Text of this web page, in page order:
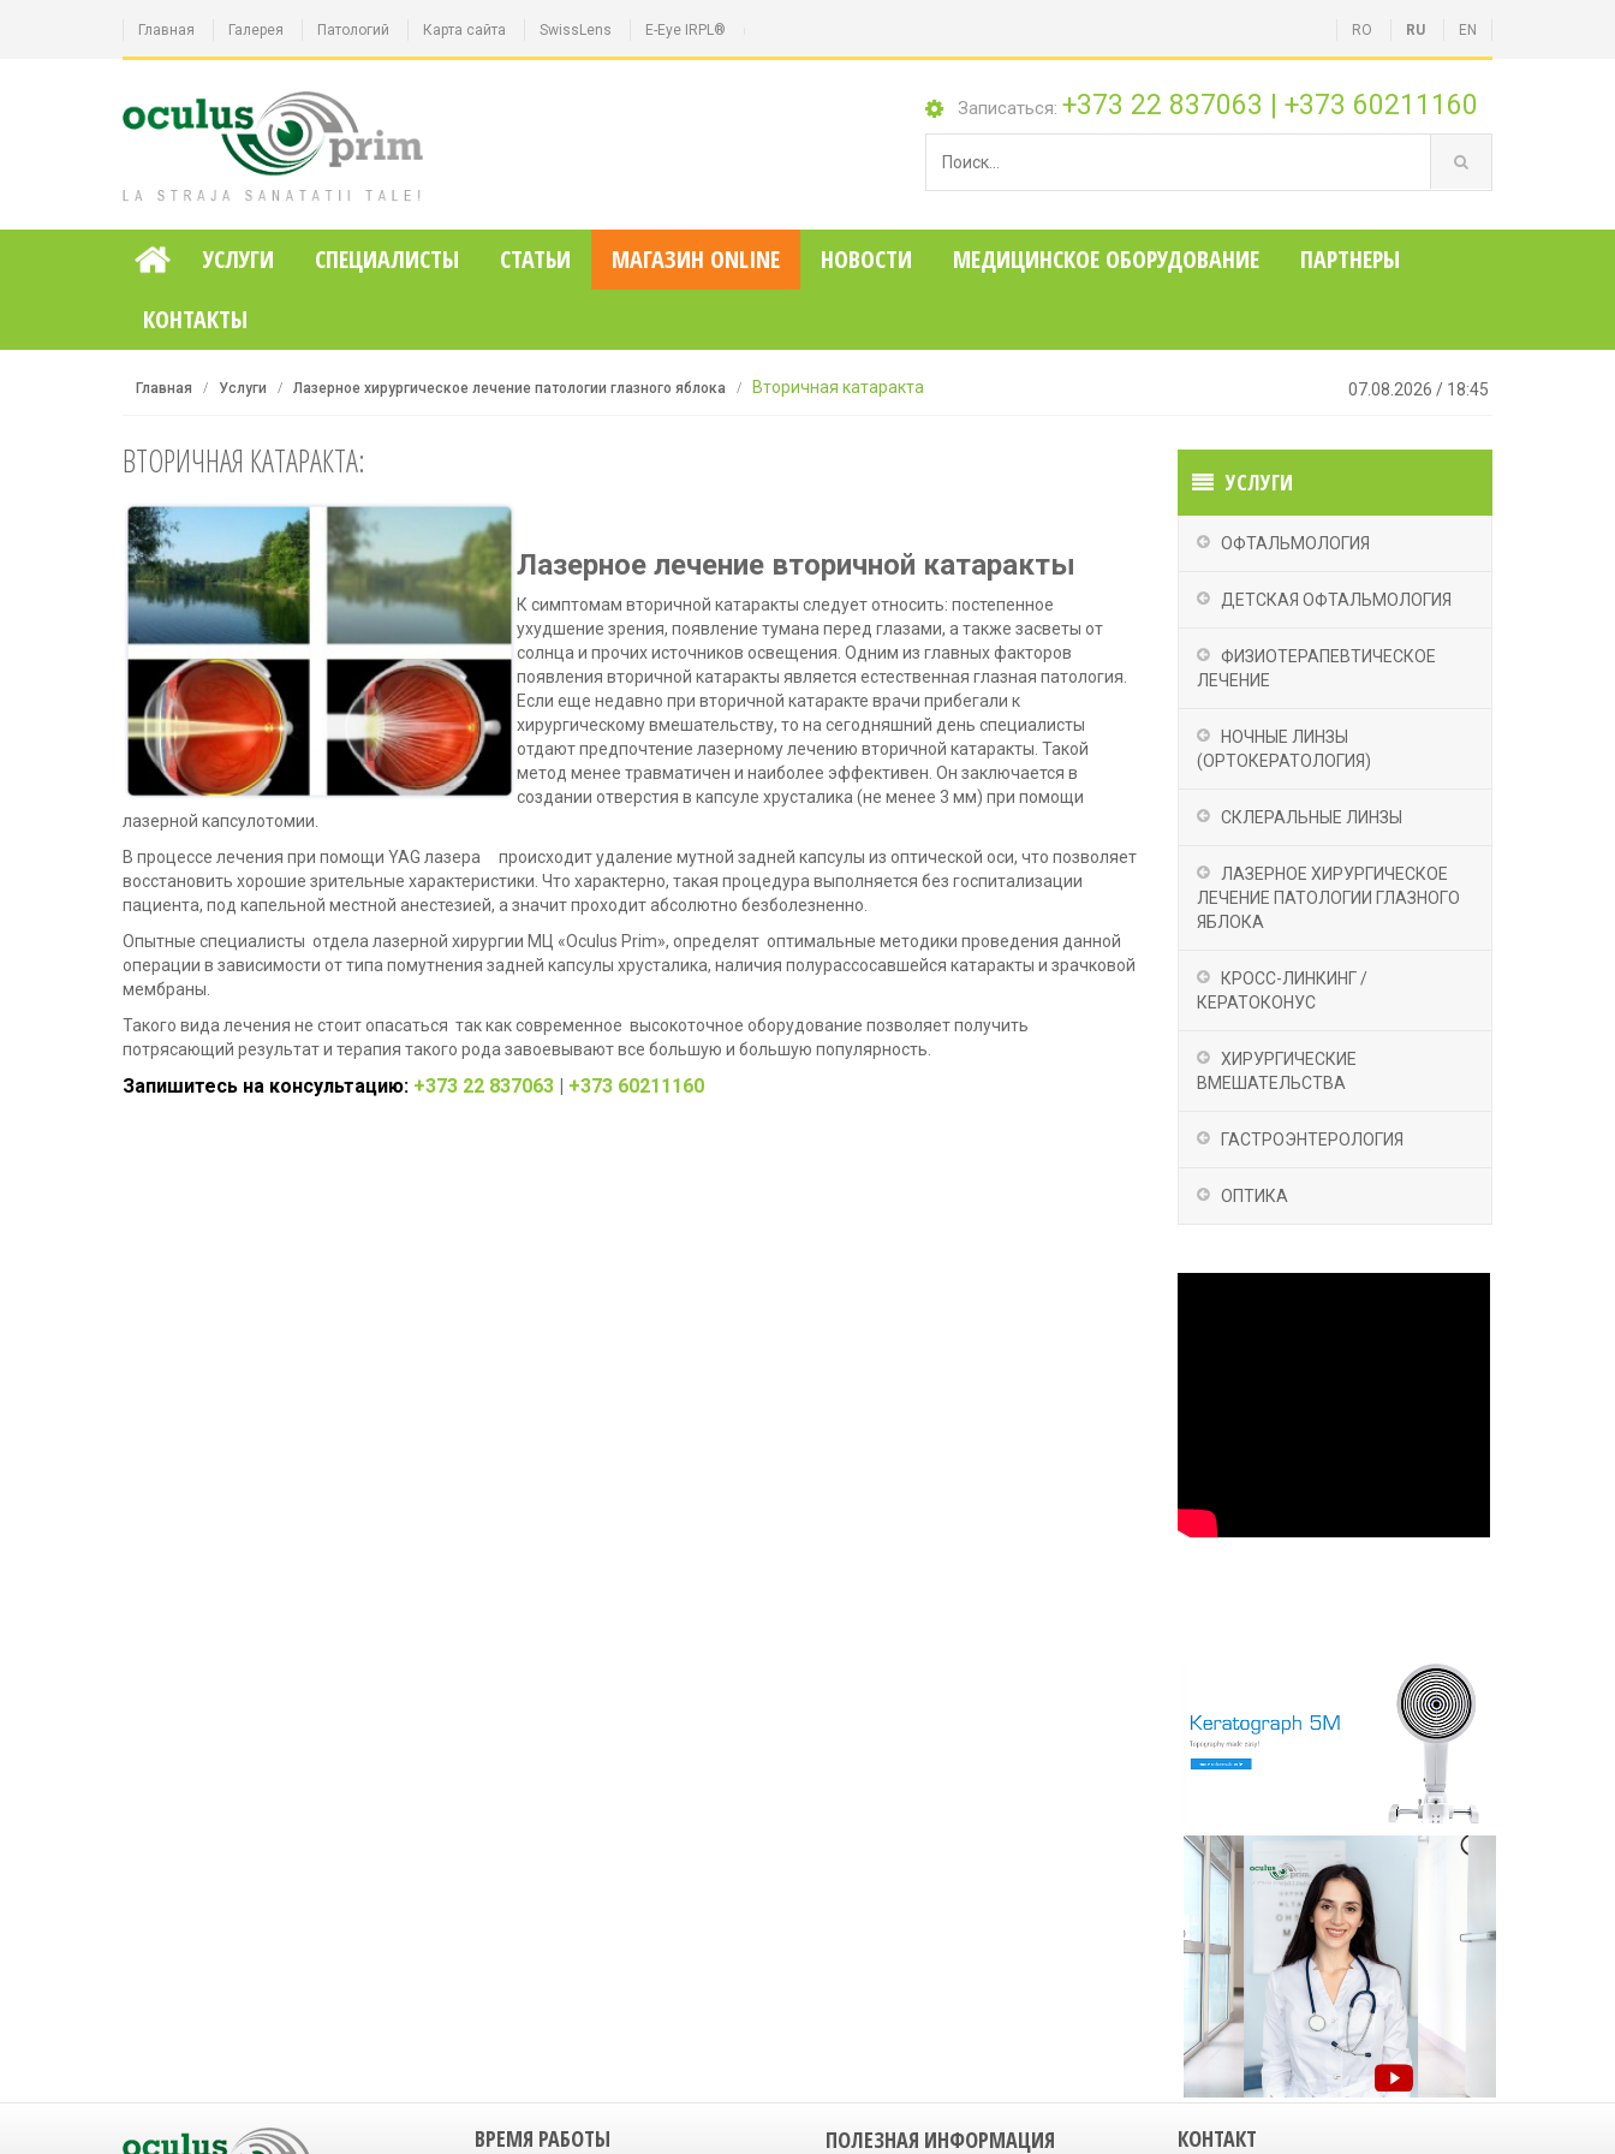
Главная Галерея Патологий Карта сайта SwissLens E-Eye IRPL® RO RU EN
Записаться: +373 22 837063 +373 60211160
УСЛУГИ СПЕЦИАЛИСТЫ СТАТЬИ МАГАЗИН ONLINE НОВОСТИ MЕДИЦИНСКОЕ ОБОРУДОВАНИЕ
ПАРТНЕРЫ
КОНТАКТЫ
Главная Услуги Лазерное хирургическое лечение патологии глазного яблока Вторичная катаракта 07.08.2026 / 18:45
ВТОРИЧНАЯ КАТАРАКТА:
Лазерное лечение вторичной катаракты
К симптомам вторичной катаракты следует относить: постепенное
ухудшение зрения, появление тумана перед глазами, а также засветы от
солнца и прочих источников освещения. Одним из главных факторов
появления вторичной катаракты является естественная глазная патология.
Если еще недавно при вторичной катаракте врачи прибегали к
хирургическому вмешательству, то на сегодняшний день специалисты
отдают предпочтение лазерному лечению вторичной катаракты. Такой
метод менее травматичен и наиболее эффективен. Он заключается в
создании отверстия в капсуле хрусталика (не менее 3 мм) при помощи
лазерной капсулотомии.
В процессе лечения при помощи YAG лазера происходит удаление мутной задней капсулы из оптической оси, что позволяет
восстановить хорошие зрительные характеристики. Что характерно, такая процедура выполняется без госпитализации
пациента, под капельной местной анестезией, а значит проходит абсолютно безболезненно.
Опытные специалисты отдела лазерной хирургии МЦ «Oculus Prim», определят оптимальные методики проведения данной
операции в зависимости от типа помутнения задней капсулы хрусталика, наличия полурассосавшейся катаракты и зрачковой
мембраны.
Такого вида лечения не стоит опасаться так как современное высокоточное оборудование позволяет получить
потрясающий результат и терапия такого рода завоевывают все большую и большую популярность.
Запишитесь на консультацию: +373 22 837063 | +373 60211160
УСЛУГИ
ОФТАЛЬМОЛОГИЯ
ДЕТСКАЯ ОФТАЛЬМОЛОГИЯ
ФИЗИОТЕРАПЕВТИЧЕСКОЕ
ЛЕЧЕНИЕ
НОЧНЫЕ ЛИНЗЫ
(OРТОКЕРАТОЛОГИЯ)
СКЛЕРАЛЬНЫЕ ЛИНЗЫ
ЛАЗЕРНОЕ ХИРУРГИЧЕСКОЕ
ЛЕЧЕНИЕ ПАТОЛОГИИ ГЛАЗНОГО
ЯБЛОКА
КРОСС-ЛИНКИНГ /
КЕРАТОКОНУС
ХИРУРГИЧЕСКИЕ
ВМЕШАТЕЛЬСТВА
ГАСТРОЭНТЕРОЛОГИЯ
ОПТИКА
ВРЕМЯ РАБОТЫ ПОЛЕЗНАЯ ИНФОРМАЦИЯ КОНТАКТ